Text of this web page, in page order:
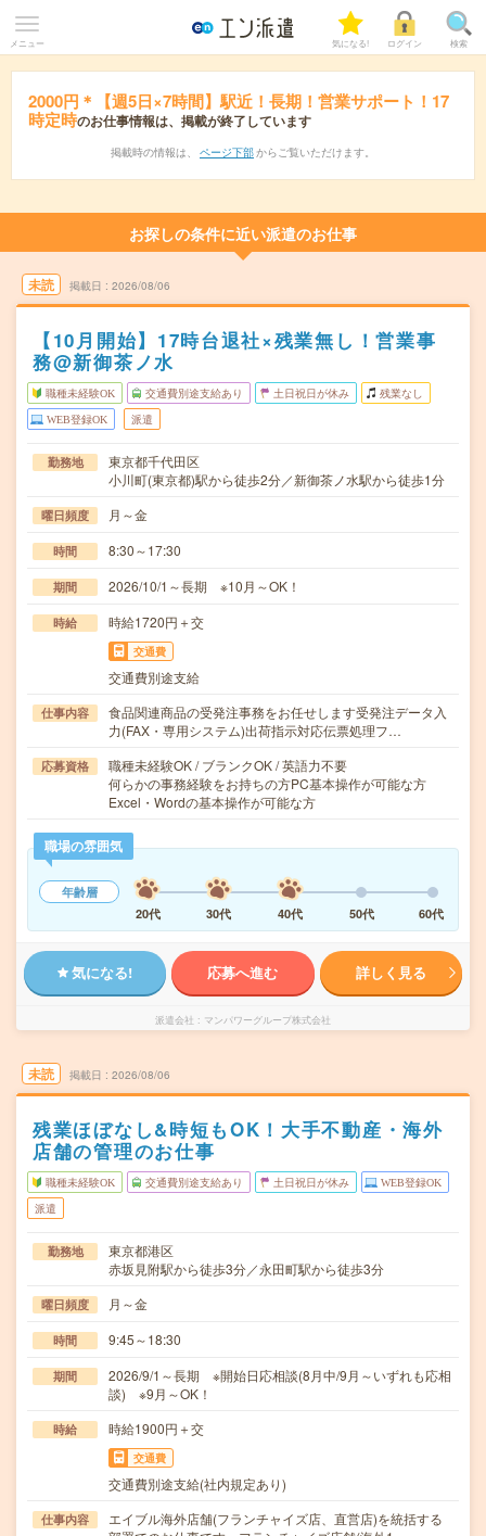
メニュー 気になる! ログイン 検索
2000円＊【週5日×7時間】駅近！長期！営業サポート！17
時定時のお仕事情報は、掲載が終了しています
掲載時の情報は、 ページ下部 からご覧いただけます。
お探しの条件に近い派遣のお仕事
未読 掲載日 2026/08/06
【10月開始】17時台退社×残業無し！営業事
務@新御茶ノ水
職種未経験OK 交通費別途支給あり 土日祝日が休み 残業なし
WEB登録OK 派遣
勤務地
東京都千代田区
小川町(東京都)駅から徒歩2分／新御茶ノ水駅から徒歩1分
曜日頻度 月～金
時間 8:30～17:30
期間 2026/10/1～長期 ※10月～OK！
時給 時給1720円＋交
交通費
交通費別途支給
仕事内容
食品関連商品の受発注事務をお任せします受発注データ入
力(FAX・専用システム)出荷指示対応伝票処理フ…
応募資格
職種未経験OK / ブランクOK / 英語力不要
何らかの事務経験をお持ちの方PC基本操作が可能な方
Excel・Wordの基本操作が可能な方
職場の雰囲気
年齢層
20代
30代 40代 50代 60代
気になる! 応募へ進む 詳しく見る
派遣会社 マンパワーグループ株式会社
未読 掲載日 2026/08/06
残業ほぼなし&時短もOK！大手不動産・海外
店舗の管理のお仕事
職種未経験OK 交通費別途支給あり 土日祝日が休み WEB登録OK
派遣
勤務地
東京都港区
赤坂見附駅から徒歩3分／永田町駅から徒歩3分
曜日頻度 月～金
時間 9:45～18:30
期間
2026/9/1～長期 ※開始日応相談(8月中/9月～いずれも応相
談) ※9月～OK！
時給 時給1900円＋交
交通費
交通費別途支給(社内規定あり)
仕事内容
エイブル海外店舗(フランチャイズ店、直営店)を統括する